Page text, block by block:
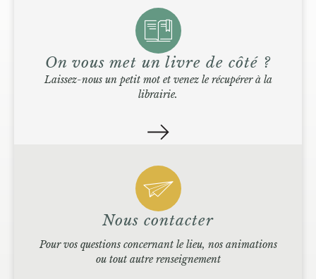
On vous met un livre de côté ?
Laissez-nous un petit mot et venez le récupérer à la
librairie.
Nous contacter
Pour vos questions concernant le lieu, nos animations
ou tout autre renseignement